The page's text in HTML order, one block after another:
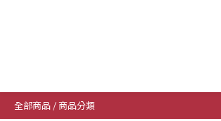
全部商品 /商品分類